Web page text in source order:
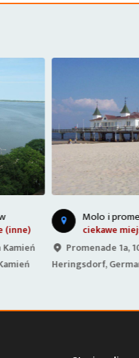
ciekawe miejsce (inne)
Promenade 1a, 10117
Heringsdorf, Germany